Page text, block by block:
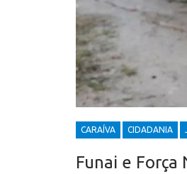
CARAÍVA CIDADANIA
Funai e